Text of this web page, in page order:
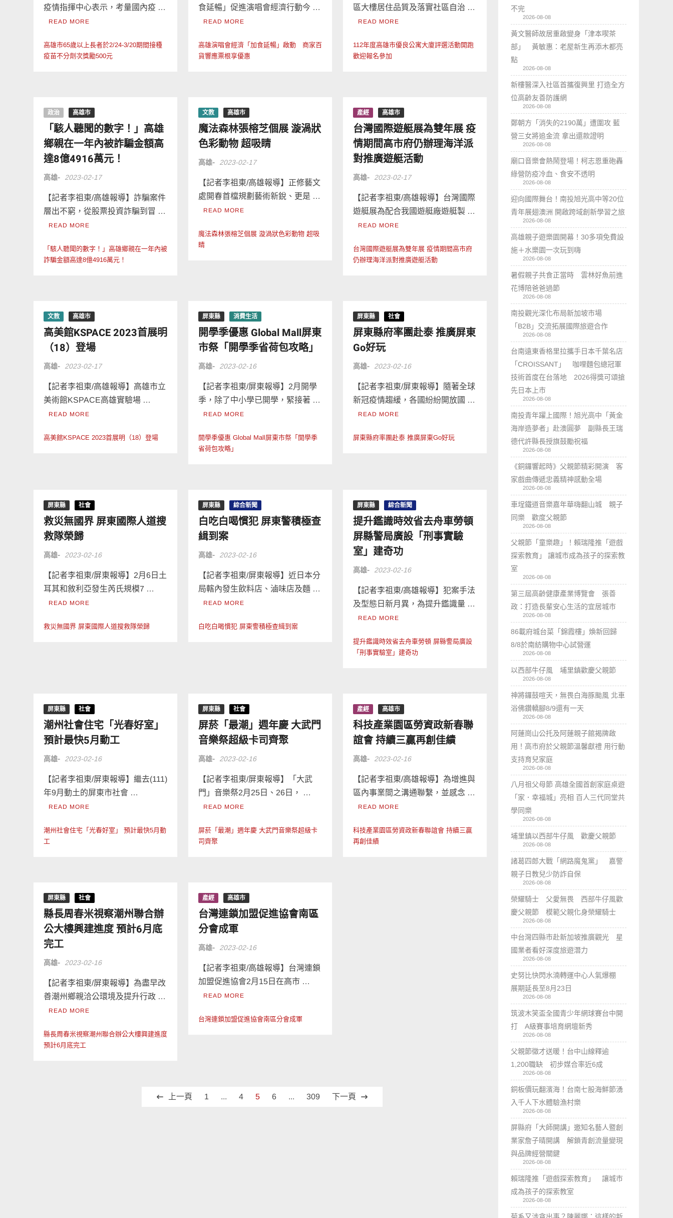
疫情指揮中心表示，考量國內疫 …
READ MORE
高雄市65歲以上長者於2/24-3/20期間接種
疫苗不分劑次獎勵500元
食延暢」促進演唱會經濟行動今 …
READ MORE
高雄演唱會經濟「加食延暢」啟動 商家百
貨響應票根享優惠
區大樓居住品質及落實社區自治 …
READ MORE
112年度高雄市優良公寓大廈評選活動開跑
歡迎報名參加
政治 高雄市
「駭人聽聞的數字！」高雄
鄉親在一年內被詐騙金額高
達8億4916萬元！
高雄- 2023-02-17
【記者李祖東/高雄報導】詐騙案件
層出不窮，從股票投資詐騙到冒 …
READ MORE
「駭人聽聞的數字！」高雄鄉親在一年內被
詐騙金額高達8億4916萬元！
文教 高雄市
魔法森林張榕芝個展 漩渦狀
色彩動物 超吸睛
高雄- 2023-02-17
【記者李祖東/高雄報導】正修藝文
處開春首檔規劃藝術新銳、更是 …
READ MORE
魔法森林張榕芝個展 漩渦狀色彩動物 超吸
睛
產經 高雄市
台灣國際遊艇展為雙年展 疫
情期間高市府仍辦理海洋派
對推廣遊艇活動
高雄- 2023-02-17
【記者李祖東/高雄報導】台灣國際
遊艇展為配合我國遊艇廠遊艇製 …
READ MORE
台灣國際遊艇展為雙年展 疫情期間高市府
仍辦理海洋派對推廣遊艇活動
文教 高雄市
高美館KSPACE 2023首展明
（18）登場
高雄- 2023-02-17
【記者李祖東/高雄報導】高雄市立
美術館KSPACE高雄實驗場 …
READ MORE
高美館KSPACE 2023首展明（18）登場
屏東縣 消費生活
開學季優惠 Global Mall屏東
市祭「開學季省荷包攻略」
高雄- 2023-02-16
【記者李祖東/屏東報導】2月開學
季，除了中小學已開學，緊接著 …
READ MORE
開學季優惠 Global Mall屏東市祭「開學季
省荷包攻略」
屏東縣 社會
屏東縣府率團赴泰 推廣屏東
Go好玩
高雄- 2023-02-16
【記者李祖東/屏東報導】隨著全球
新冠疫情趨緩，各國紛紛開放國 …
READ MORE
屏東縣府率團赴泰 推廣屏東Go好玩
屏東縣 社會
救災無國界 屏東國際人道搜
救隊榮歸
高雄- 2023-02-16
【記者李祖東/屏東報導】2月6日土
耳其和敘利亞發生芮氏規模7 …
READ MORE
救災無國界 屏東國際人道搜救隊榮歸
屏東縣 綜合新聞
白吃白喝慣犯 屏東警積極查
緝到案
高雄- 2023-02-16
【記者李祖東/屏東報導】近日本分
局轄內發生飲料店、滷味店及麵 …
READ MORE
白吃白喝慣犯 屏東警積極查緝到案
屏東縣 綜合新聞
提升鑑識時效省去舟車勞頓
屏縣警局廣設「刑事實驗
室」建奇功
高雄- 2023-02-16
【記者李祖東/高雄報導】犯案手法
及型態日新月異，為提升鑑識量 …
READ MORE
提升鑑識時效省去舟車勞頓 屏縣警局廣設
「刑事實驗室」建奇功
屏東縣 社會
潮州社會住宅「光春好室」
預計最快5月動工
高雄- 2023-02-16
【記者李祖東/屏東報導】繼去(111)
年9月動土的屏東市社會 …
READ MORE
潮州社會住宅「光春好室」 預計最快5月動
工
屏東縣 社會
屏菸「最潮」週年慶 大武門
音樂祭超級卡司齊聚
高雄- 2023-02-16
【記者李祖東/屏東報導】「大武
門」音樂祭2月25日、26日， …
READ MORE
屏菸「最潮」週年慶 大武門音樂祭超級卡
司齊聚
產經 高雄市
科技產業園區勞資政新春聯
誼會 持續三贏再創佳績
高雄- 2023-02-16
【記者李祖東/高雄報導】為增進與
區內事業間之溝通聯繫，並感念 …
READ MORE
科技產業園區勞資政新春聯誼會 持續三贏
再創佳績
屏東縣 社會
縣長周春米視察潮州聯合辦
公大樓興建進度 預計6月底
完工
高雄- 2023-02-16
【記者李祖東/屏東報導】為盡早改
善潮州鄉親洽公環境及提升行政 …
READ MORE
縣長周春米視察潮州聯合辦公大樓興建進度
預計6月底完工
產經 高雄市
台灣連鎖加盟促進協會南區
分會成軍
高雄- 2023-02-16
【記者李祖東/高雄報導】台灣連鎖
加盟促進協會2月15日在高市 …
READ MORE
台灣連鎖加盟促進協會南區分會成軍
上一頁 1 ... 4 5 6 ... 309 下一頁
不完
2026-08-08
黃文醫師故居重啟變身「津本喫茶
部」 黃敏惠：老屋新生再添木都亮
點
2026-08-08
新樓醫深入社區首攜復興里 打造全方
位高齡友善防護網
2026-08-08
鄭朝方「消失的2190萬」遭圍攻 藍
營三女將追金流 拿出還款證明
2026-08-08
廟口音樂會熱鬧登場！柯志恩重砲轟
綠營防疫冷血、食安不透明
2026-08-08
迎向國際舞台！南投旭光高中等20位
青年展翅澳洲 開啟跨域創新學習之旅
2026-08-08
高雄親子遊樂園開幕！30多項免費設
施＋水樂園一次玩到嗨
2026-08-08
暑假親子共食正當時 雲林好魚前進
花博陪爸爸過節
2026-08-08
南投觀光深化布局新加坡市場
「B2B」交流拓展國際旅遊合作
2026-08-08
台南遠東香格里拉攜手日本千葉名店
「CROISSANT」 咖哩麵包總冠軍
技術首度在台落地 2026得獎可頌搶
先日本上市
2026-08-08
南投青年躍上國際！旭光高中「黃金
海岸造夢者」赴澳圓夢 副縣長王瑞
德代許縣長授旗鼓勵祝福
2026-08-08
《銅鑼響起時》父親節精彩開演 客
家戲曲傳遞忠義精神感動全場
2026-08-08
車埕鐵道音樂嘉年華嗨翻山城 親子
同樂 歡度父親節
2026-08-08
父親節「童樂趣」！賴瑞隆推「遊戲
探索教育」 讓城市成為孩子的探索教
室
2026-08-08
第三屆高齡健康產業博覽會 張善
政：打造長輩安心生活的宜居城市
2026-08-08
86載府城台菜「錦霞樓」煥新回歸
8/8於南紡購物中心試營運
2026-08-08
以西部牛仔風 埔里鎮歡慶父親節
2026-08-08
神將鑼鼓喧天，無畏白海豚颱風 北車
浴佛鑽轎腳8/9還有一天
2026-08-08
阿蓮崗山公托及阿蓮親子館揭牌啟
用！高市府於父親節溫馨獻禮 用行動
支持育兒家庭
2026-08-08
八月祖父母節 高雄全國首創家庭桌遊
「家．幸福城」亮相 百人三代同堂共
學同樂
2026-08-08
埔里鎮以西部牛仔風 歡慶父親節
2026-08-08
諸葛四郎大戰「網路魔鬼黨」 嘉警
親子日教兒少防詐自保
2026-08-08
榮耀騎士 父愛無畏 西部牛仔風歡
慶父親節 模範父親化身榮耀騎士
2026-08-08
中台灣四縣市赴新加坡推廣觀光 星
國業者看好深度旅遊潛力
2026-08-08
史努比快閃水湳轉運中心人氣爆棚
展期延長至8月23日
2026-08-08
筑波木笑盃全國青少年網球賽台中開
打 A級賽事培育網壇新秀
2026-08-08
父親節徵才送暖！台中山線釋逾
1,200職缺 初步媒合率近6成
2026-08-08
銅板價玩翻濱海！台南七股海鮮節湧
入千人下水體驗漁村樂
2026-08-08
屏縣府「大師開講」邀知名藝人暨創
業家詹子晴開講 解鎖青創流量變現
與品牌經營關鍵
2026-08-08
賴瑞隆推「遊戲探索教育」 讓城市
成為孩子的探索教室
2026-08-08
菊系又涉貪出事？陳麗娜：這樣的新